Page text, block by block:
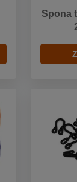
Spona